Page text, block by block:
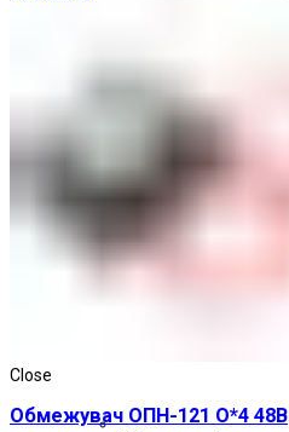
Close
Обмежувач ОПН-121 О*4 48В